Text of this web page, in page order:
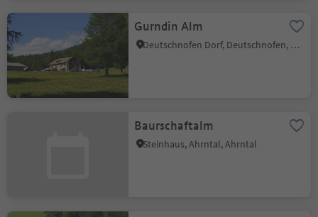
Gurndin Alm
Deutschnofen Dorf, Deutschnofen, Dolomitenregion Eggental
Baurschaftalm
Steinhaus, Ahrntal, Ahrntal